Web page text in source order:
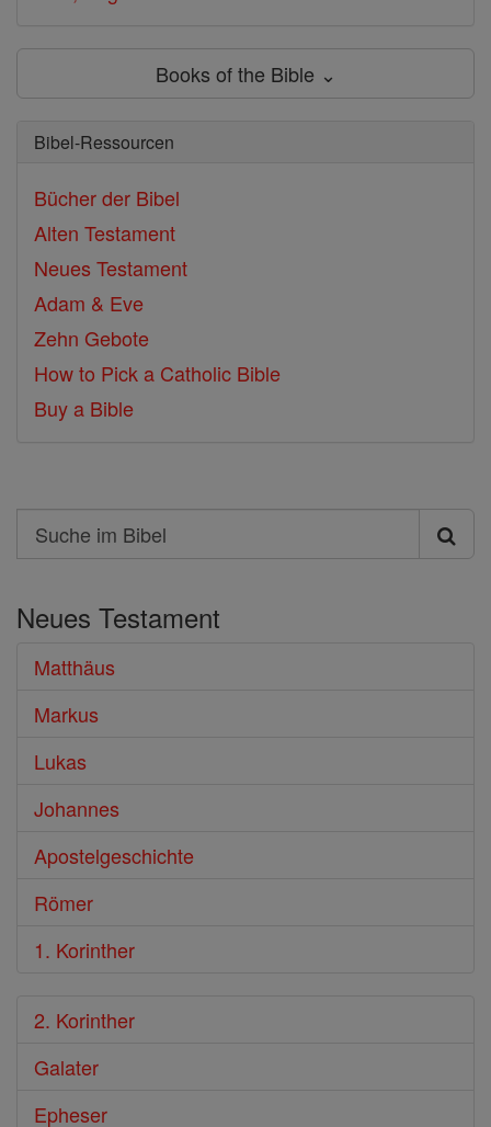
Books of the Bible ⌄
Bibel-Ressourcen
Bücher der Bibel
Alten Testament
Neues Testament
Adam & Eve
Zehn Gebote
How to Pick a Catholic Bible
Buy a Bible
Search
Suche
Bibel
Neues Testament
Matthäus
Markus
Lukas
Johannes
Apostelgeschichte
Römer
1. Korinther
2. Korinther
Galater
Epheser